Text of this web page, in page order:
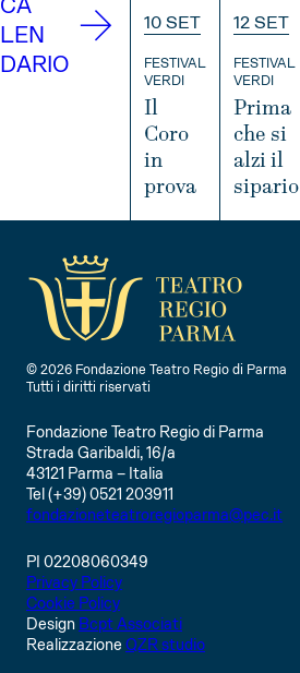
LEN
DARIO
10 SET
FESTIVAL
VERDI
Il
Coro
in
prova
12 SET
FESTIVAL
VERDI
Prima
che si
alzi il
sipario
© 2026 Fondazione Teatro Regio di Parma
Tutti i diritti riservati
Fondazione Teatro Regio di Parma
Strada Garibaldi, 16/a
43121 Parma – Italia
Tel (+39) 0521 203911
fondazioneteatroregioparma@pec.it
PI 02208060349
Privacy Policy
Cookie Policy
Design Bcpt Associati
Realizzazione QZR studio